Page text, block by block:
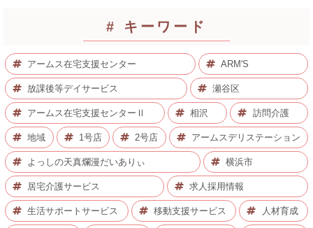
# キーワード
アームス在宅支援センター ARM'S
放課後等デイサービス 瀬谷区
アームス在宅支援センターⅡ 相沢 訪問介護
地域 1号店 2号店 アームスデリステーション
よっしの天真爛漫だいありぃ 横浜市
居宅介護サービス 求人採用情報
生活サポートサービス 移動支援サービス 人材育成